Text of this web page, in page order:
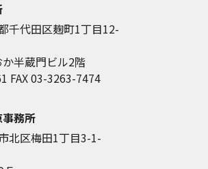
千代田区麹町1丁目12-
半蔵門ビル2階
FAX 03-3263-7474
務所
北区梅田1丁目3-1-